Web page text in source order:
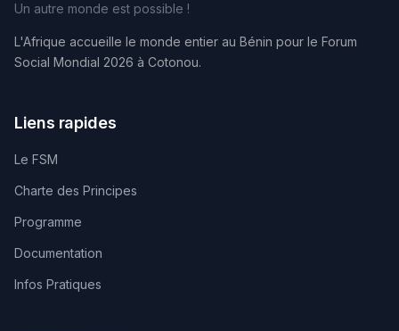
Un autre monde est possible !
L'Afrique accueille le monde entier au Bénin pour le Forum
Social Mondial 2026 à Cotonou.
Liens rapides
Le FSM
Charte des Principes
Programme
Documentation
Infos Pratiques